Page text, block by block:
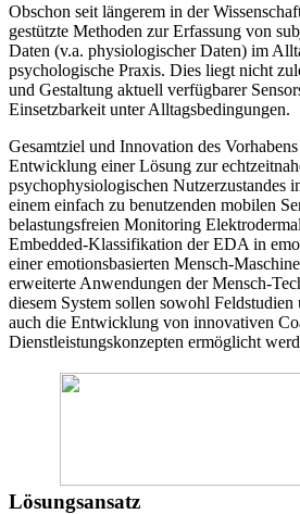
Obschon seit längerem in der
gestützte Methoden zur Erfassung von
Daten (v.a. physiologischer Daten) im
psychologische Praxis. Dies liegt nicht
und Gestaltung aktuell verfügbarer
Einsetzbarkeit unter Alltagsbedingungen.
Gesamtziel und Innovation des
Entwicklung einer Lösung zur
psychophysiologischen Nutzerzustandes
einem einfach zu benutzenden mobilen
belastungsfreien Monitoring
Embedded-Klassifikation der EDA in
einer emotionsbasierten Mensch-
erweiterte Anwendungen der Mensch-
diesem System sollen sowohl Feldstudien
auch die Entwicklung von innovativen
Dienstleistungskonzepten ermöglicht
Lösungsansatz